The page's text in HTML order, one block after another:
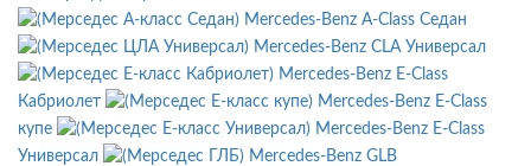
Mercedes-Benz A-Class Седан
Mercedes-Benz CLA Универсал
Mercedes-Benz E-Class
Кабриолет
Mercedes-Benz E-Class
купе
Mercedes-Benz E-Class
Универсал
Mercedes-Benz GLB